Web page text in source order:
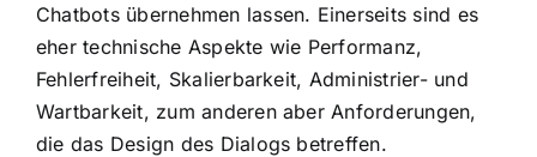
Chatbots übernehmen lassen. Einerseits sind es
eher technische Aspekte wie Performanz,
Fehlerfreiheit, Skalierbarkeit, Administrier- und
Wartbarkeit, zum anderen aber Anforderungen,
die das Design des Dialogs betreffen.